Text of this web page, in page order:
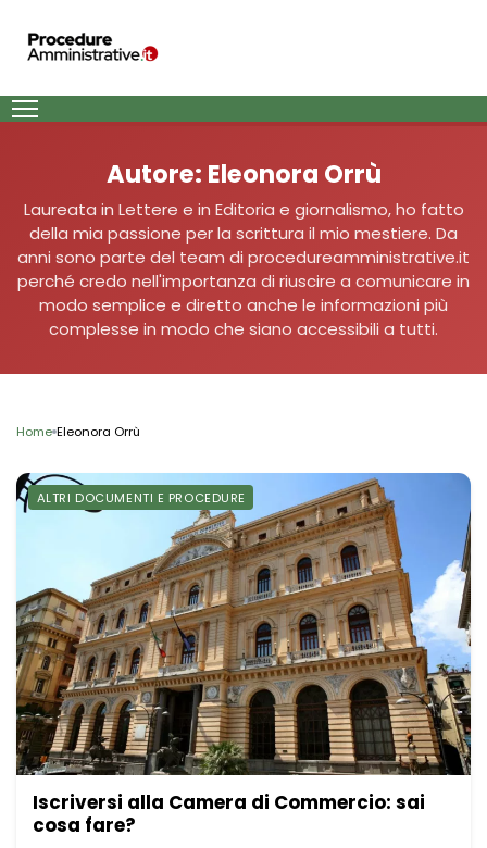
Autore: Eleonora Orrù
Laureata in Lettere e in Editoria e giornalismo, ho fatto
della mia passione per la scrittura il mio mestiere. Da
anni sono parte del team di procedureamministrative.it
perché credo nell'importanza di riuscire a comunicare in
modo semplice e diretto anche le informazioni più
complesse in modo che siano accessibili a tutti.
Home Eleonora Orrù
ALTRI DOCUMENTI E PROCEDURE
Iscriversi alla Camera di Commercio: sai
cosa fare?